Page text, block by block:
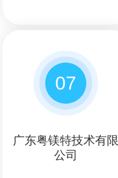
07
广东粤镁特技术有限
公司